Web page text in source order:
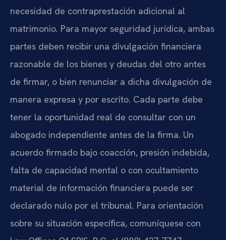
necesidad de contraprestación adicional al
matrimonio. Para mayor seguridad jurídica, ambas
partes deben recibir una divulgación financiera
razonable de los bienes y deudas del otro antes
de firmar, o bien renunciar a dicha divulgación de
manera expresa y por escrito. Cada parte debe
tener la oportunidad real de consultar con un
abogado independiente antes de la firma. Un
acuerdo firmado bajo coacción, presión indebida,
falta de capacidad mental o con ocultamiento
material de información financiera puede ser
declarado nulo por el tribunal. Para orientación
sobre su situación específica, comuníquese con